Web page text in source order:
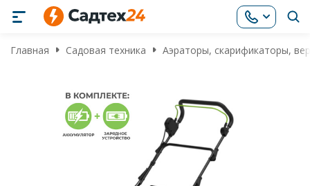
Главная Садовая техника Аэраторы, скарификаторы,